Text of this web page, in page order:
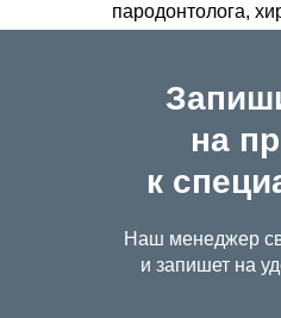
пародонтолога,
на
к
Наш менеджер
и запишет на